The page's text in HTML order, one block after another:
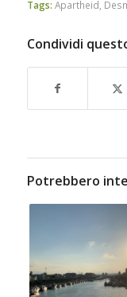
Tags: Apartheid
Condividi
Potrebbero